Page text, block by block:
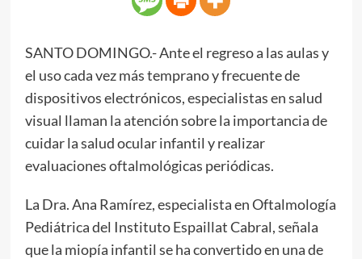
SANTO DOMINGO.- Ante el regreso a las aulas y
el uso cada vez más temprano y frecuente de
dispositivos electrónicos, especialistas en salud
visual llaman la atención sobre la importancia de
cuidar la salud ocular infantil y realizar
evaluaciones oftalmológicas periódicas.
La Dra. Ana Ramírez, especialista en Oftalmología
Pediátrica del Instituto Espaillat Cabral, señala
que la miopía infantil se ha convertido en una de